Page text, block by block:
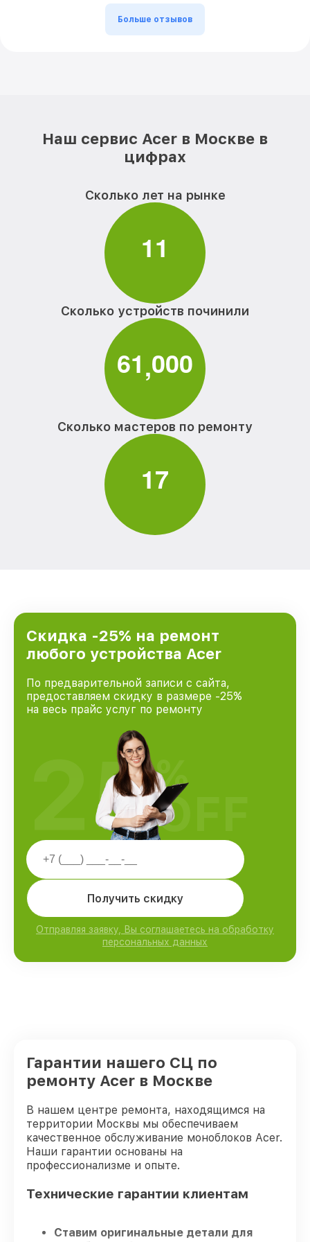
Больше отзывов
Наш сервис Acer в Москве в
цифрах
Сколько лет на рынке
11
Сколько устройств починили
61,000
Сколько мастеров по ремонту
17
Скидка -25% на ремонт
любого устройства Acer
По предварительной записи с сайта,
предоставляем скидку в размере -25%
на весь прайс услуг по ремонту
Получить скидку
Отправляя заявку, Вы соглашаетесь на обработку
персональных данных
25%
OFF
Гарантии нашего СЦ по
ремонту Acer в Москве
В нашем центре ремонта, находящимся на
территории Москвы мы обеспечиваем
качественное обслуживание моноблоков Acer.
Наши гарантии основаны на
профессионализме и опыте.
Технические гарантии клиентам
Ставим оригинальные детали для